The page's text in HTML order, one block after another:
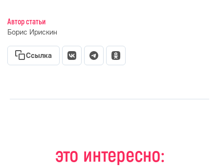
Автор статьи
Борис Ирискин
Ссылка
это интересно: